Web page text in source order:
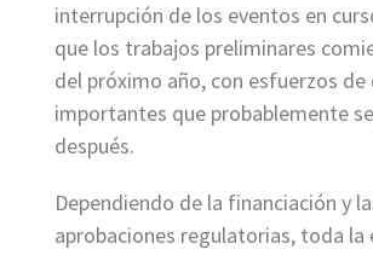
interrupción de los eventos en
que los trabajos preliminares
del próximo año, con esfuerzos
importantes que probablemente
después.
Dependiendo de la financiación y
aprobaciones regulatorias, toda la